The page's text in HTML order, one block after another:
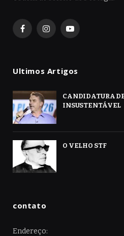
FacebookInstagramYouTube
Ultimos Artigos
CANDIDATURA
INSUSTENTÁVEL
O VELHO STF
contato
Endereço: